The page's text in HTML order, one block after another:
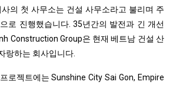
의 첫 사무소는 건설 사무소라고 불리며 주
로 진행했습니다. 35년간의 발전과 긴 개선
Construction Group은 현재 베트남 건설 산
랑하는 회사입니다.
로젝트에는 Sunshine City Sai Gon, Empire